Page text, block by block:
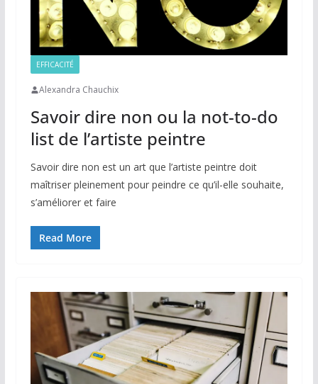
EFFICACITÉ
Alexandra Chauchix
Savoir dire non ou la not-to-do
list de l’artiste peintre
Savoir dire non est un art que l’artiste peintre doit
maîtriser pleinement pour peindre ce qu’il-elle souhaite,
s’améliorer et faire
Read More